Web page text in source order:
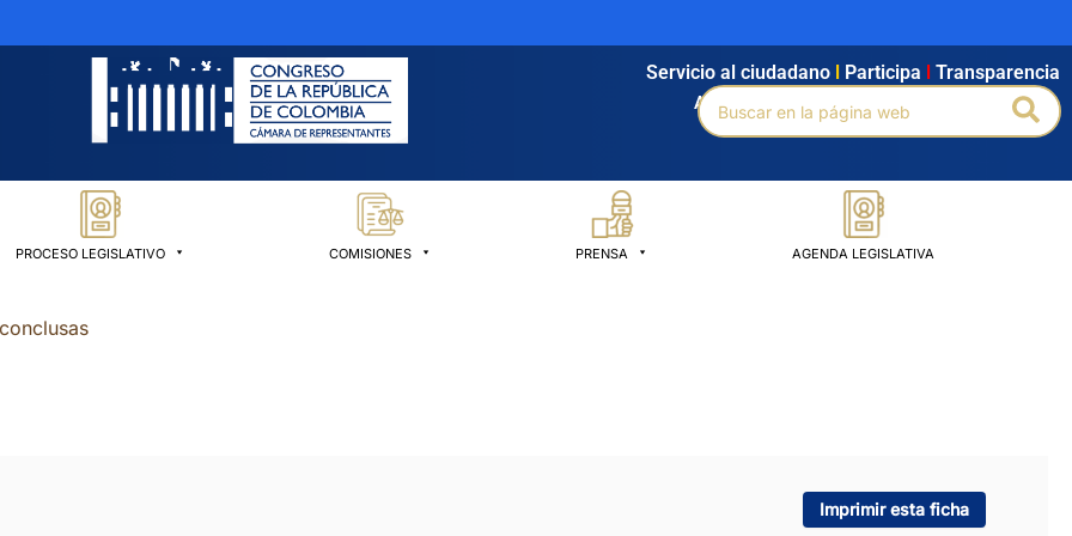
Agendamiento Intranet Búsqueda avanzada
Servicio al ciudadano Participa Transparencia
Buscar
por:
PROCESO LEGISLATIVO COMISIONES PRENSA AGENDA LEGISLATIVA
Imprimir esta ficha